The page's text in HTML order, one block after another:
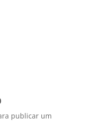
publicar um